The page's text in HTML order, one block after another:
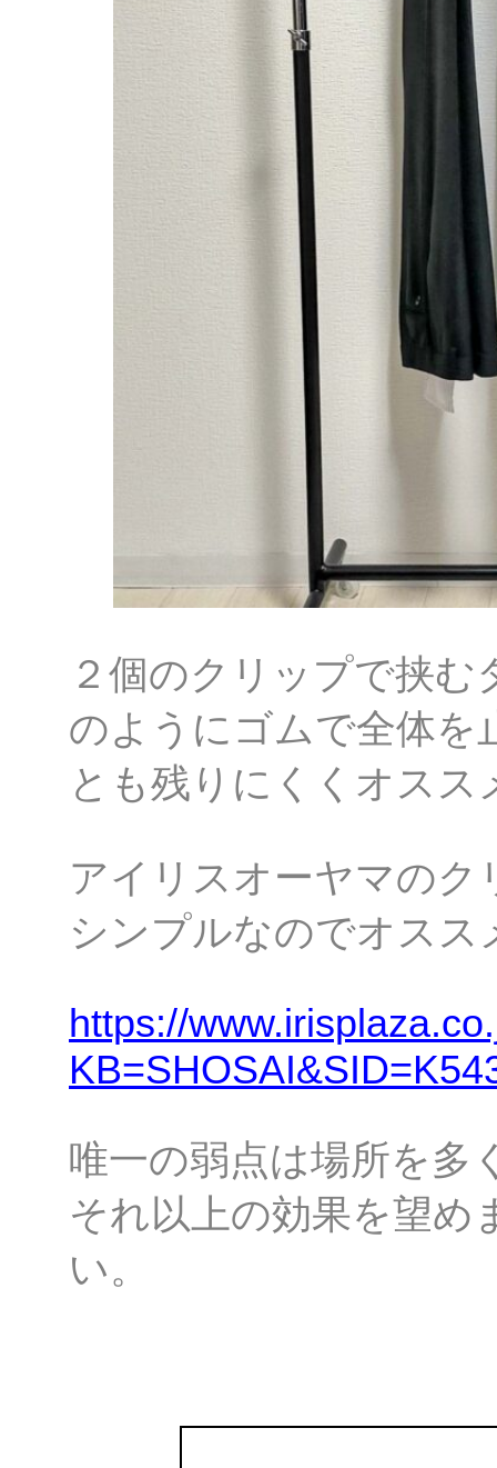
２個のクリップで挟
のようにゴムで全体を
とも残りにくくオスス
アイリスオーヤマの
シンプルなのでオスス
https://
唯一の弱点は場所を多
それ以上の効果を望め
い。